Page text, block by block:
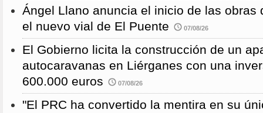
Ángel Llano anuncia el inicio de las obras
el nuevo vial de El Puente
07/08/26
El Gobierno licita la construcción de un
autocaravanas en Liérganes con una
600.000 euros
07/08/26
"El PRC ha convertido la mentira en su